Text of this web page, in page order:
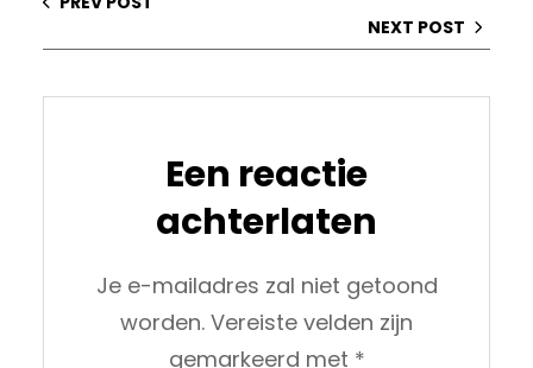
NEXT POST
Een reactie
achterlaten
Je e-mailadres zal niet getoond
worden. Vereiste velden zijn
gemarkeerd met *